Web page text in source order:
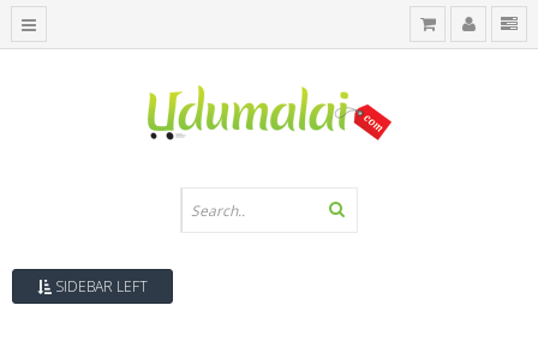
SIDEBAR LEFT